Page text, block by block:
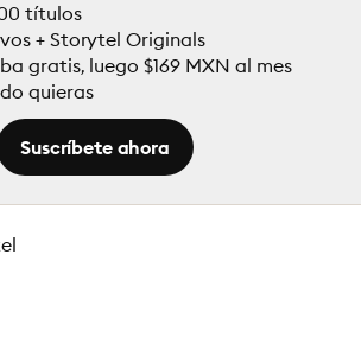
títulos
+ Storytel Originals
gratis, luego $169 MXN al mes
quieras
Suscríbete ahora